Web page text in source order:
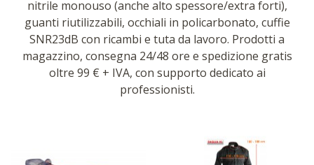
nitrile monouso (anche alto spessore/extra forti),
guanti riutilizzabili, occhiali in policarbonato, cuffie
SNR23dB con ricambi e tuta da lavoro. Prodotti a
magazzino, consegna 24/48 ore e spedizione gratis
oltre 99 € + IVA, con supporto dedicato ai
professionisti.